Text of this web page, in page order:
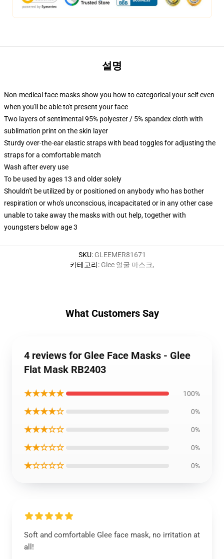
설명
Non-medical face masks show you how to categorical your self even
when you'll be able to't present your face
Two layers of sentimental 95% polyester / 5% spandex cloth with
sublimation print on the skin layer
Sturdy over-the-ear elastic straps with bead toggles for adjusting the
straps for a comfortable match
Wash after every use
To be used by ages 13 and older solely
Shouldn't be utilized by or positioned on anybody who has bother
respiration or who's unconscious, incapacitated or in any other case
unable to take away the masks with out help, together with
youngsters below age 3
SKU: GLEEMER81671
카테고리: Glee 얼굴 마스크,
What Customers Say
4 reviews for Glee Face Masks - Glee
Flat Mask RB2403
★★★★★ 100%
★★★★☆ 0%
★★★☆☆ 0%
★★☆☆☆ 0%
★☆☆☆☆ 0%
Soft and comfortable Glee face mask, no irritation at
all!